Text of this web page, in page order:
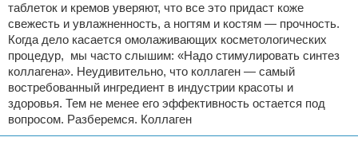
таблеток и кремов уверяют, что все это придаст коже
свежесть и увлажненность, а ногтям и костям — прочность.
Когда дело касается омолаживающих косметологических
процедур, мы часто слышим: «Надо стимулировать синтез
коллагена». Неудивительно, что коллаген — самый
востребованный ингредиент в индустрии красоты и
здоровья. Тем не менее его эффективность остается под
вопросом. Разберемся. Коллаген